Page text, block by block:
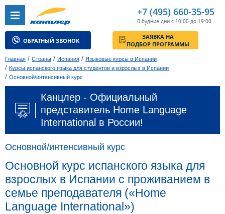
+7 (495) 660-35-95
В будние дни с 10:00 до 19:00
ОБРАТНЫЙ ЗВОНОК
ЗАЯВКА НА
ПОДБОР ПРОГРАММЫ
Главная / Страны / Испания / Языковые курсы в Испании
/ Курсы испанского языка для студентов и взрослых в Испании
/ Основной/интенсивный курс
Канцлер - Официальный
представитель Home Language
International в России!
Основной/интенсивный курс
Основной курс испанского языка для
взрослых в Испании с проживанием в
семье преподавателя («Home
Language International»)